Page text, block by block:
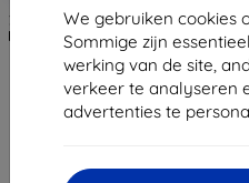
We gebruiken cookies
Sommige zijn
werking van de site,
verkeer te analyseren
advertenties te
3MK FlexibleGlass Huawei P9 Lite
Mini hybride glas (5901571120973)
€ 11,89
€ 10,71
Op voorraad: > 5 stuks